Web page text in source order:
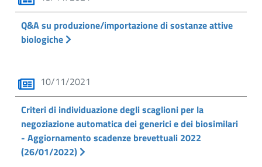
Q&A su produzione/importazione di sostanze attive
biologiche
10/11/2021
Criteri di individuazione degli scaglioni per la
negoziazione automatica dei generici e dei biosimilari
- Aggiornamento scadenze brevettuali 2022
(26/01/2022)